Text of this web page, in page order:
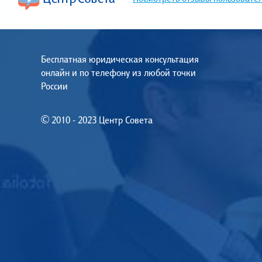
Бесплатная юридическая консультация
онлайн и по телефону из любой точки
России
© 2010 - 2023 Центр Совета